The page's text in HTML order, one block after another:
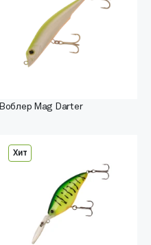
Воблер Mag Darter
Хит